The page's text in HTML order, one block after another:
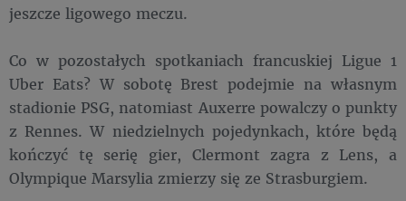
jeszcze ligowego meczu.
Co w pozostałych spotkaniach francuskiej Ligue 1
Uber Eats? W sobotę Brest podejmie na własnym
stadionie PSG, natomiast Auxerre powalczy o punkty
z Rennes. W niedzielnych pojedynkach, które będą
kończyć tę serię gier, Clermont zagra z Lens, a
Olympique Marsylia zmierzy się ze Strasburgiem.